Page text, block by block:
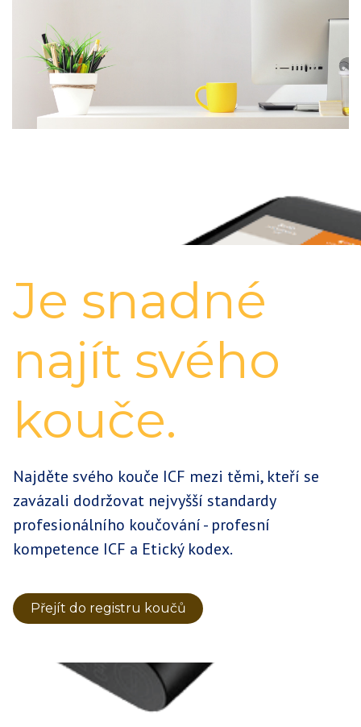
Je snadné
najít svého
kouče.
Najděte svého kouče ICF mezi těmi, kteří se
zavázali dodržovat nejvyšší standardy
profesionálního koučování - profesní
kompetence ICF a Etický kodex.
Přejít do registru koučů